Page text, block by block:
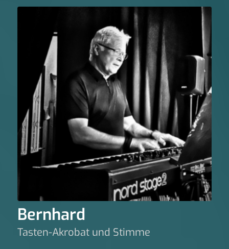
Bernhard
Tasten-Akrobat und Stimme